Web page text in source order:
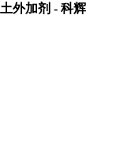
外加剂 - 科辉